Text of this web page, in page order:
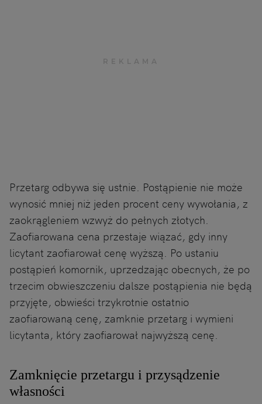
Przetarg odbywa się ustnie. Postąpienie nie może
wynosić mniej niż jeden procent ceny wywołania, z
zaokrągleniem wzwyż do pełnych złotych.
Zaofiarowana cena przestaje wiązać, gdy inny
licytant zaofiarował cenę wyższą. Po ustaniu
postąpień komornik, uprzedzając obecnych, że po
trzecim obwieszczeniu dalsze postąpienia nie będą
przyjęte, obwieści trzykrotnie ostatnio
zaofiarowaną cenę, zamknie przetarg i wymieni
licytanta, który zaofiarował najwyższą cenę.
Zamknięcie przetargu i przysądzenie
własności